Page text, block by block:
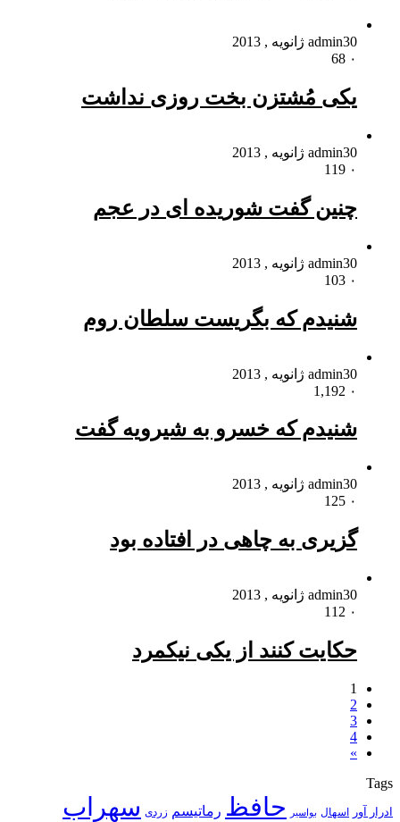
admin30 ژانویه , 2013
۰
یکی مُشتزن بخت روزی نداشت
admin30 ژانویه , 2013
۰
چنین گفت شوریده ای در عجم
admin30 ژانویه , 2013
۰
شنیدم که بگریست سلطان روم
admin30 ژانویه , 2013
۰
شنیدم که خسرو به شیرویه گفت
admin30 ژانویه , 2013
۰
گزیری به چاهی در افتاده بود
admin30 ژانویه , 2013
۰
حکایت کنند از یکی نیکمرد
1
2
3
4
»
Tags
ادرار آور اسهال بواسیر حافظ رماتیسم زردی سهراب